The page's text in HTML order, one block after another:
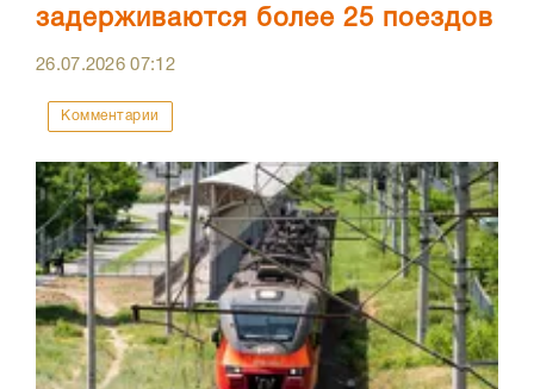
задерживаются более 25 поездов
26.07.202607:12
Комментарии